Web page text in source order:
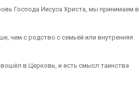
Господа Иисуса Христа, мы принимаем в
чем с родство с семьёй или внутренняя
в Церковь, и есть смысл таинства